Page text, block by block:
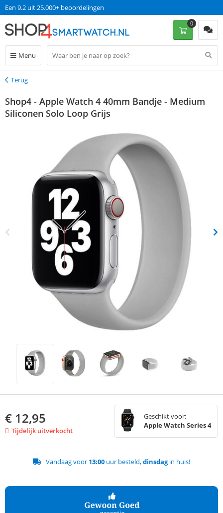
Een 9.2 uit 25.000+ beoordelingen
Menu
0
Terug
Terug
Shop4 - Apple Watch 4 40mm Bandje - Medium
Siliconen Solo Loop Grijs
€ 12,95
Tijdelijk uitverkocht
Geschikt voor:
Apple Watch Series 4
Vandaag voor 13:00 uur besteld,dinsdagin huis!